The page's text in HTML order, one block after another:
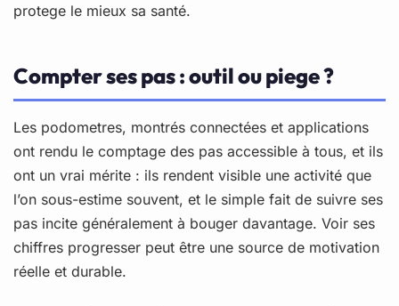
protege le mieux sa santé.
Compter ses pas : outil ou piege ?
Les podometres, montrés connectées et applications
ont rendu le comptage des pas accessible à tous, et ils
ont un vrai mérite : ils rendent visible une activité que
l’on sous-estime souvent, et le simple fait de suivre ses
pas incite généralement à bouger davantage. Voir ses
chiffres progresser peut être une source de motivation
réelle et durable.